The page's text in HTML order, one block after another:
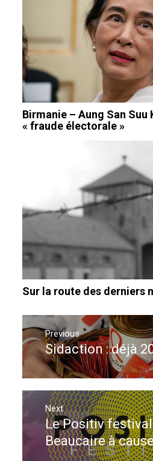
Birmanie – Aung San Suu
« fraude électorale »
Sur la route des derniers
Navigation
de
l’article
Previous
Previous
post:
Sidaction : déjà
Next
Next
post:
Le Positiv
Beaucaire à